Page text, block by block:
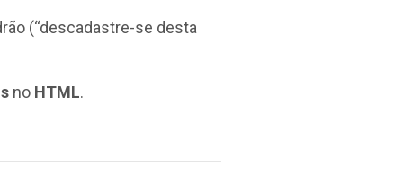
(“descadastre-se desta
no HTML.